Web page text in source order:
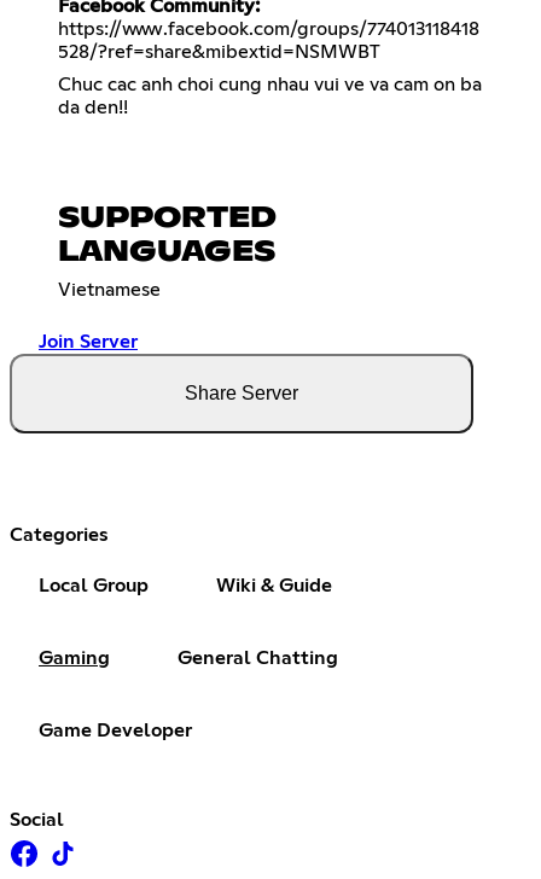
Facebook Community:
https://www.facebook.com/groups/774013118418
528/?ref=share&mibextid=NSMWBT
Chuc cac anh choi cung nhau vui ve va cam on ba
da den!!
SUPPORTED
LANGUAGES
Vietnamese
Join Server
Share Server
Categories
Local Group Wiki & Guide
Gaming General Chatting
Game Developer
Social